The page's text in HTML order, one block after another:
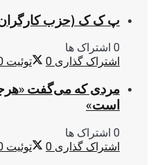
پ ک ک (حزب
0 اشتراک ها
اشتراک گذاری 0 توئیت
مردی که می‌گفت
است»
0 اشتراک ها
اشتراک گذاری 0 توئیت